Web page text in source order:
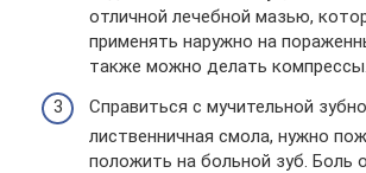
отличной лечебной мазью,
применять наружно на
также можно делать компрессы.
Справиться с мучительной
лиственничная смола, нужно
положить на больной зуб. Боль